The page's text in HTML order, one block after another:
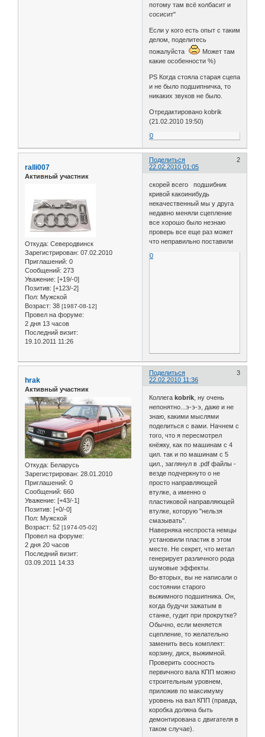
потому там всё колбасит и
сосисит"
Если у кого есть опыт с таким
делом, поделитесь
пожалуйста
Может там
какие особенности %)
PS Когда стояла старая сцепа
и не было подшипничка, то
никаких звуков не было.
Отредактировано kobrik
(21.02.2010 19:50)
0
Поделиться
2
22.02.2010 01:05
ralli007
Активный участник
Откуда: Северодвинск
Зарегистрирован: 07.02.2010
Приглашений: 0
Сообщений: 273
Уважение: [+19/-0]
Позитив: [+123/-2]
Пол: Мужской
Возраст: 38 [1987-08-12]
Провел на форуме:
2 дня 13 часов
Последний визит:
19.10.2011 11:26
скорей всего подшибник
кривой какоинибудь
некачественный мы у друга
недавно меняли сцепление
все хорошо было незнаю
проверь все еще раз может
что неправильно поставили
0
Поделиться
3
22.02.2010 11:36
hrak
Активный участник
Откуда: Беларусь
Зарегистрирован: 28.01.2010
Приглашений: 0
Сообщений: 660
Уважение: [+43/-1]
Позитив: [+0/-0]
Пол: Мужской
Возраст: 52 [1974-05-02]
Провел на форуме:
2 дня 20 часов
Последний визит:
03.09.2011 14:33
Коллегаkobrik , ну очень
непонятно...э-э-э, даже и не
знаю, какими мыслями
поделиться с вами. Начнем с
того, что я пересмотрел
кнёжку, как по машинам с 4
цил. так и по машинам с 5
цил., заглянул в .pdf файлы -
везде подчеркнуто о не
просто направляющей
втулке, а именно о
пластиковой направляющей
втулке, которую "нельзя
смазывать".
Наверняка неспроста немцы
установили пластик в этом
месте. Не секрет, что метал
генерирует различного рода
шумовые эффекты.
Во-вторых, вы не написали о
состоянии старого
выжимного подшипника. Он,
когда будучи зажатым в
станке, гудит при прокрутке?
Обычно, если меняется
сцепление, то желательно
заменить весь комплект:
корзину, диск, выжимной.
Проверить соосность
первичного вала КПП можно
строительным уровнем,
приложив по максимуму
уровень на вал КПП (правда,
коробка должна быть
демонтирована с двигателя в
таком случае).